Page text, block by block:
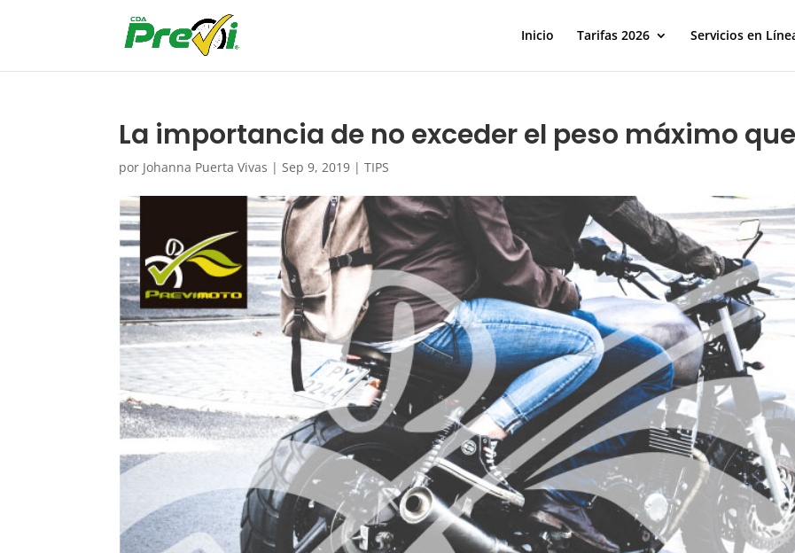
Inicio Tarifas 2026 Servicios en
La importancia de no exceder el peso máximo
por Johanna Puerta Vivas |Sep 9, 2019 |TIPS